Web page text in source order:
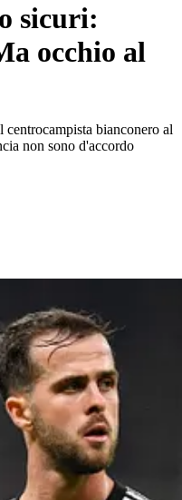
sicuri:
occhio al
bianconero al
non sono d'accordo